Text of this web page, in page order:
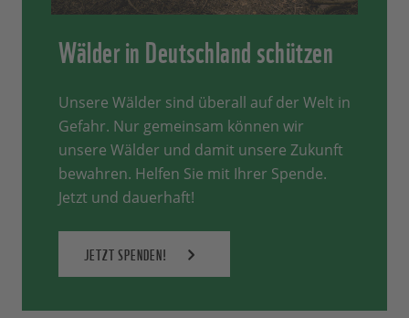
Wälder in Deutschland schützen
Unsere Wälder sind überall auf der Welt in
Gefahr. Nur gemeinsam können wir
unsere Wälder und damit unsere Zukunft
bewahren. Helfen Sie mit Ihrer Spende.
Jetzt und dauerhaft!
JETZT SPENDEN!